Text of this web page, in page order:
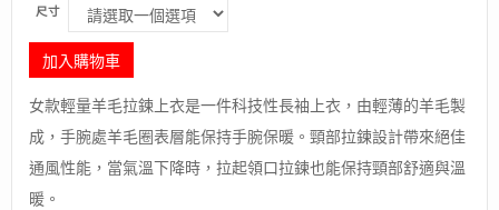
尺寸
加入購物車
女款輕量羊毛拉鍊上衣是一件科技性長袖上衣，由輕薄的羊毛製
成，手腕處羊毛圈表層能保持手腕保暖。頸部拉鍊設計帶來絕佳
通風性能，當氣溫下降時，拉起領口拉鍊也能保持頸部舒適與溫
暖。